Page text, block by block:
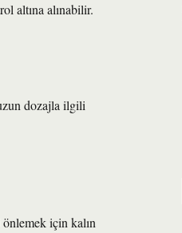
altına alınabilir.
dozajla ilgili
için kalın